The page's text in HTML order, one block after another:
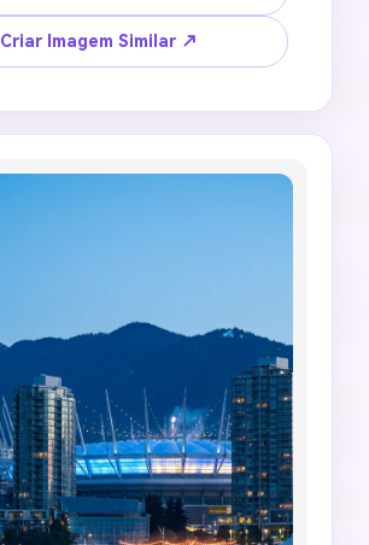
ruas molhadas, toques
silhuetas de torcedores, brilho do
partículas cinematográficas
sem marcas oficiais, sem escudo
sem anúncios legíveis, sem linhas
Criar Imagem Similar ↗